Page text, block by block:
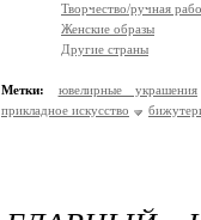
Творчество/ручная
Женские образы
Другие страны
Метки:
ювелирные украшения
прикладное искусство